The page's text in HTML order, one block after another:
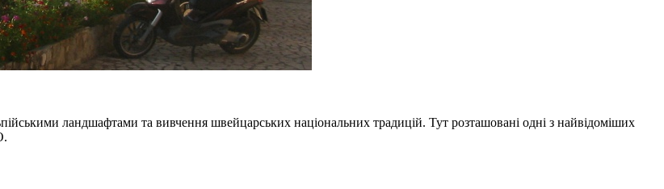
ландшафтами та вивчення швейцарських національних традицій. Тут розташовані одні з найвідоміших